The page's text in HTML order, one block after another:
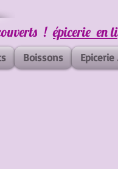
!épicerie en
Boissons